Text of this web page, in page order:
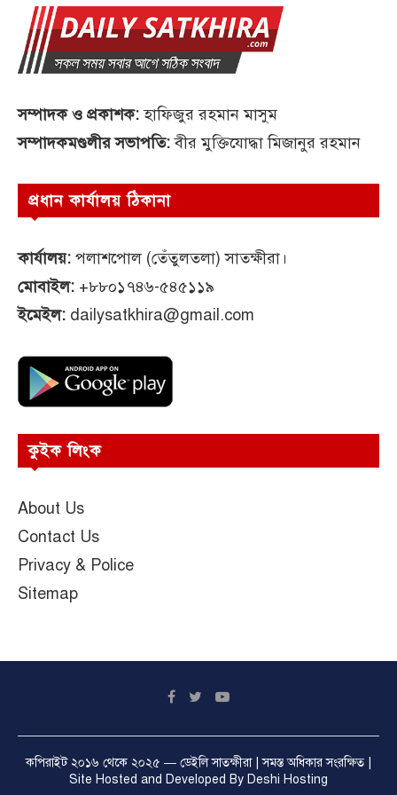
সম্পাদক ও প্রকাশক:হাফিজুর রহমান মাসুম
সম্পাদকমণ্ডলীর সভাপতি:বীর মুক্তিযোদ্ধা মিজানুর রহমান
প্রধান কার্যালয় ঠিকানা
কার্যালয়: পলাশপোল (তেঁতুলতলা) সাতক্ষীরা।
মোবাইল: +৮৮০১৭৪৬-৫৪৫১১৯
ইমেইল: dailysatkhira@gmail.com
কুইক লিংক
About Us
Contact Us
Privacy & Police
Sitemap
কপিরাইট ২০১৬ থেকে ২০২৫ — ডেইলি সাতক্ষীরা| সমস্ত অধিকার সংরক্ষিত |
Site Hosted and Developed By Deshi Hosting